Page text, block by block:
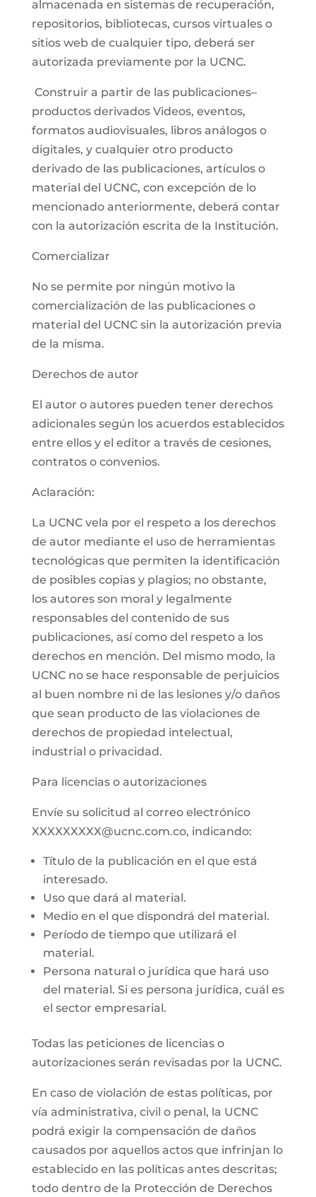
almacenada en sistemas de recuperación,
repositorios, bibliotecas, cursos virtuales o
sitios web de cualquier tipo, deberá ser
autorizada previamente por la UCNC.
Construir a partir de las publicaciones–
productos derivados Videos, eventos,
formatos audiovisuales, libros análogos o
digitales, y cualquier otro producto
derivado de las publicaciones, artículos o
material del UCNC, con excepción de lo
mencionado anteriormente, deberá contar
con la autorización escrita de la Institución.
Comercializar
No se permite por ningún motivo la
comercialización de las publicaciones o
material del UCNC sin la autorización previa
de la misma.
Derechos de autor
El autor o autores pueden tener derechos
adicionales según los acuerdos establecidos
entre ellos y el editor a través de cesiones,
contratos o convenios.
Aclaración:
La UCNC vela por el respeto a los derechos
de autor mediante el uso de herramientas
tecnológicas que permiten la identificación
de posibles copias y plagios; no obstante,
los autores son moral y legalmente
responsables del contenido de sus
publicaciones, así como del respeto a los
derechos en mención. Del mismo modo, la
UCNC no se hace responsable de perjuicios
al buen nombre ni de las lesiones y/o daños
que sean producto de las violaciones de
derechos de propiedad intelectual,
industrial o privacidad.
Para licencias o autorizaciones
Envíe su solicitud al correo electrónico
XXXXXXXXX@ucnc.com.co, indicando:
Título de la publicación en el que está
interesado.
Uso que dará al material.
Medio en el que dispondrá del material.
Período de tiempo que utilizará el
material.
Persona natural o jurídica que hará uso
del material. Si es persona jurídica, cuál es
el sector empresarial.
Todas las peticiones de licencias o
autorizaciones serán revisadas por la UCNC.
En caso de violación de estas políticas, por
vía administrativa, civil o penal, la UCNC
podrá exigir la compensación de daños
causados por aquellos actos que infrinjan lo
establecido en las políticas antes descritas;
todo dentro de la Protección de Derechos